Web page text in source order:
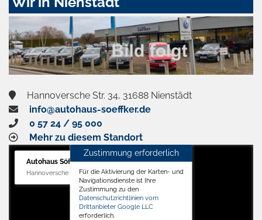
aktivieren
Hannoversche Str. 34, 31688 Nienstädt
info@autohaus-soeffker.de
0 57 24 / 95 000
Mehr zu diesem Standort
Autohaus Söffker GmbH
Hannoversche Str. 34, 31688 Nienstädt
Zustimmung erforderlich
Für die Aktivierung der Karten- und
Navigationsdienste ist Ihre
Zustimmung zu den
Datenschutzrichtlinien vom
Drittanbieter Google LLC
erforderlich.